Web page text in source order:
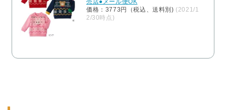
価格：3773円（税込、送料別) (2021/1
2/30時点)